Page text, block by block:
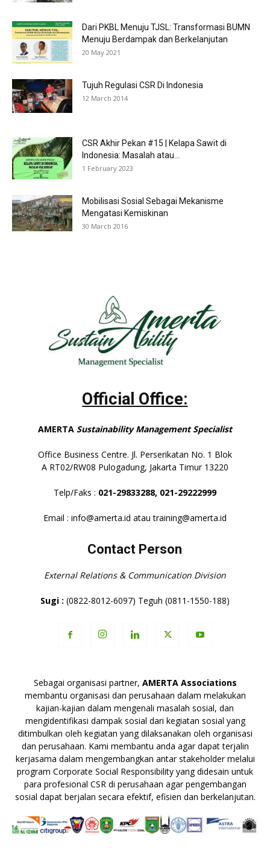
Dari PKBL Menuju TJSL: Transformasi BUMN
Menuju Berdampak dan Berkelanjutan
20 May 2021
Tujuh Regulasi CSR Di Indonesia
12 March 2014
CSR Akhir Pekan #15 | Kelapa Sawit di
Indonesia: Masalah atau...
1 February 2023
Mobilisasi Sosial Sebagai Mekanisme
Mengatasi Kemiskinan
30 March 2016
Official Office:
AMERTA Sustainability Management Specialist
Office Business Centre. Jl. Perserikatan No. 1 Blok
A RT02/RW08 Pulogadung, Jakarta Timur 13220
Telp/Faks : 021-29833288, 021-29222999
Email : info@amerta.id atau training@amerta.id
Contact Person
External Relations & Communication Division
Sugi : (0822-8012-6097) Teguh (0811-1550-188)
Sebagai organisasi partner, AMERTA Associations
membantu organisasi dan perusahaan dalam melakukan
kajian-kajian dalam mengenali masalah sosial, dan
mengidentifikasi dampak sosial dari kegiatan sosial yang
ditimbulkan oleh kegiatan yang dilaksanakan oleh organisasi
dan perusahaan. Kami membantu anda agar dapat terjalin
kerjasama dalam mengembangkan antar stakeholder melalui
program Corporate Social Responsibility yang didesain untuk
para profesional CSR di perusahaan agar pengembangan
sosial dapat berjalan secara efektif, efisien dan berkelanjutan.